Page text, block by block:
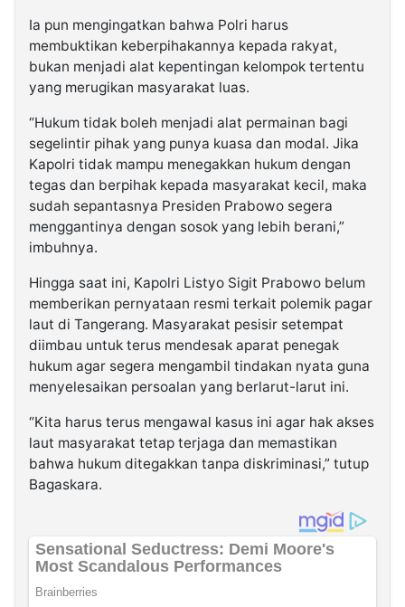
Ia pun mengingatkan bahwa Polri harus
membuktikan keberpihakannya kepada rakyat,
bukan menjadi alat kepentingan kelompok tertentu
yang merugikan masyarakat luas.
“Hukum tidak boleh menjadi alat permainan bagi
segelintir pihak yang punya kuasa dan modal. Jika
Kapolri tidak mampu menegakkan hukum dengan
tegas dan berpihak kepada masyarakat kecil, maka
sudah sepantasnya Presiden Prabowo segera
menggantinya dengan sosok yang lebih berani,”
imbuhnya.
Hingga saat ini, Kapolri Listyo Sigit Prabowo belum
memberikan pernyataan resmi terkait polemik pagar
laut di Tangerang. Masyarakat pesisir setempat
diimbau untuk terus mendesak aparat penegak
hukum agar segera mengambil tindakan nyata guna
menyelesaikan persoalan yang berlarut-larut ini.
“Kita harus terus mengawal kasus ini agar hak akses
laut masyarakat tetap terjaga dan memastikan
bahwa hukum ditegakkan tanpa diskriminasi,” tutup
Bagaskara.